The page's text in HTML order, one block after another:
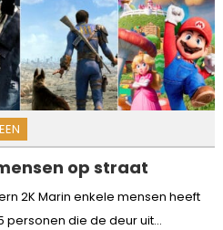
op straat
2K Marin enkele mensen heeft
personen die de deur uit...